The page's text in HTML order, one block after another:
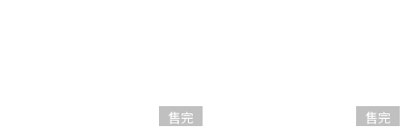
售完
售完